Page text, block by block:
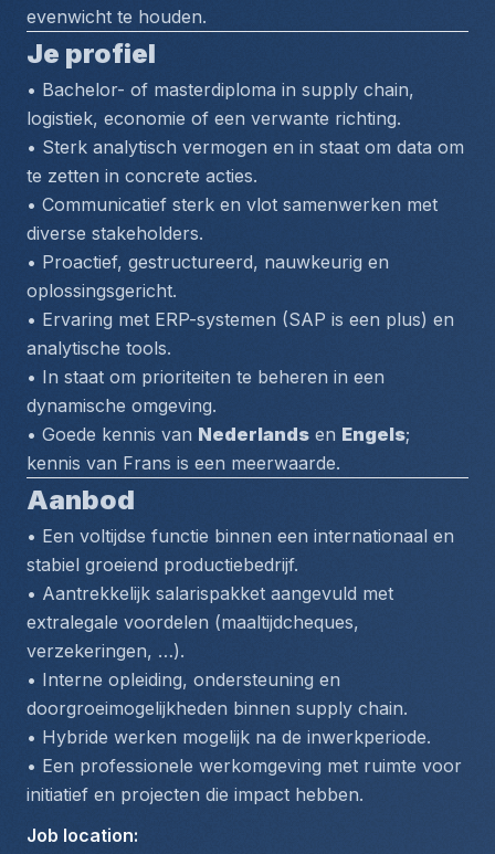
evenwicht te houden.
Je profiel
• Bachelor- of masterdiploma in supply chain,
logistiek, economie of een verwante richting.
• Sterk analytisch vermogen en in staat om data om
te zetten in concrete acties.
• Communicatief sterk en vlot samenwerken met
diverse stakeholders.
• Proactief, gestructureerd, nauwkeurig en
oplossingsgericht.
• Ervaring met ERP-systemen (SAP is een plus) en
analytische tools.
• In staat om prioriteiten te beheren in een
dynamische omgeving.
• Goede kennis van Nederlands en Engels;
kennis van Frans is een meerwaarde.
Aanbod
• Een voltijdse functie binnen een internationaal en
stabiel groeiend productiebedrijf.
• Aantrekkelijk salarispakket aangevuld met
extralegale voordelen (maaltijdcheques,
verzekeringen, …).
• Interne opleiding, ondersteuning en
doorgroeimogelijkheden binnen supply chain.
• Hybride werken mogelijk na de inwerkperiode.
• Een professionele werkomgeving met ruimte voor
initiatief en projecten die impact hebben.
Job location: